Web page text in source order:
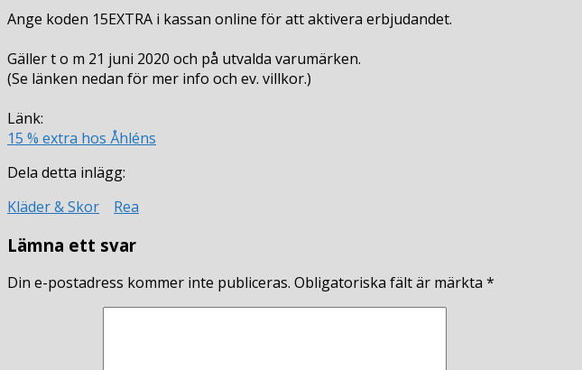
Ange koden 15EXTRA i kassan online för att aktivera erbjudandet.
Gäller t o m 21 juni 2020 och på utvalda varumärken.
(Se länken nedan för mer info och ev. villkor.)
Länk:
15 % extra hos Åhléns
Dela detta inlägg:
Kläder & Skor
Rea
Lämna ett svar
Din e-postadress kommer inte publiceras. Obligatoriska fält är märkta *